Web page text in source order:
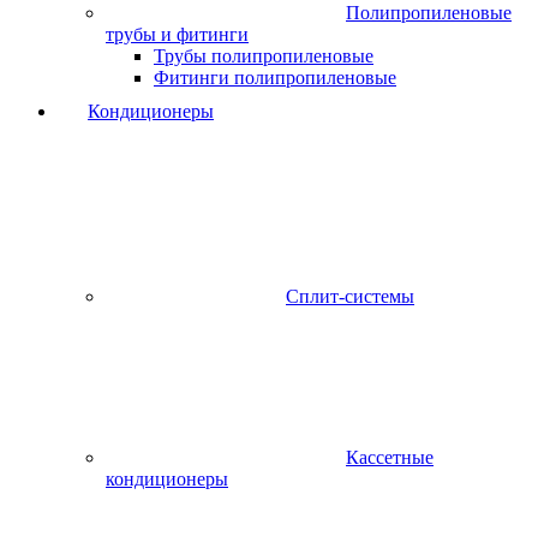
Полипропиленовые
трубы и фитинги
Трубы полипропиленовые
Фитинги полипропиленовые
Кондиционеры
Сплит-системы
Кассетные
кондиционеры